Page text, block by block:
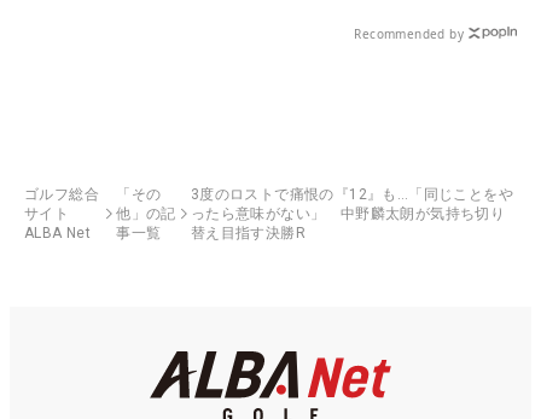
Recommended by
ゴルフ総合
サイト
ALBA Net
「その
他」の記
事一覧
3度のロストで痛恨の『12』も…「同じことをや
ったら意味がない」 中野麟太朗が気持ち切り
替え目指す決勝R